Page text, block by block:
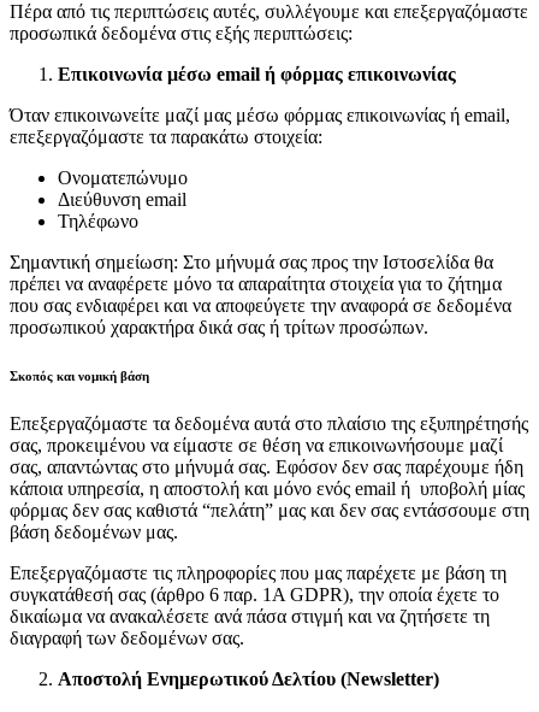
Πέρα από τις περιπτώσεις αυτές, συλλέγουμε και επεξεργαζόμαστε
προσωπικά δεδομένα στις εξής περιπτώσεις:
Επικοινωνία μέσω email ή φόρμας επικοινωνίας
Όταν επικοινωνείτε μαζί μας μέσω φόρμας επικοινωνίας ή email,
επεξεργαζόμαστε τα παρακάτω στοιχεία:
Ονοματεπώνυμο
Διεύθυνση email
Τηλέφωνο
Σημαντική σημείωση: Στο μήνυμά σας προς την Ιστοσελίδα θα
πρέπει να αναφέρετε μόνο τα απαραίτητα στοιχεία για το ζήτημα
που σας ενδιαφέρει και να αποφεύγετε την αναφορά σε δεδομένα
προσωπικού χαρακτήρα δικά σας ή τρίτων προσώπων.
Σκοπός και νομική βάση
Επεξεργαζόμαστε τα δεδομένα αυτά στο πλαίσιο της εξυπηρέτησής
σας, προκειμένου να είμαστε σε θέση να επικοινωνήσουμε μαζί
σας, απαντώντας στο μήνυμά σας. Εφόσον δεν σας παρέχουμε ήδη
κάποια υπηρεσία, η αποστολή και μόνο ενός email ή υποβολή μίας
φόρμας δεν σας καθιστά “πελάτη” μας και δεν σας εντάσσουμε στη
βάση δεδομένων μας.
Επεξεργαζόμαστε τις πληροφορίες που μας παρέχετε με βάση τη
συγκατάθεσή σας (άρθρο 6 παρ. 1Α GDPR), την οποία έχετε το
δικαίωμα να ανακαλέσετε ανά πάσα στιγμή και να ζητήσετε τη
διαγραφή των δεδομένων σας.
Αποστολή Ενημερωτικού Δελτίου (Newsletter)